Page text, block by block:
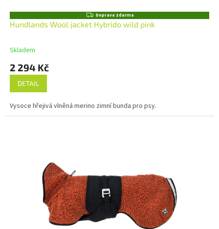
Z
D
A
Doprava zdarma
Hundlands Wool jacket Hybrido wild pink
Skladem
2 294 Kč
DETAIL
Vysoce hřejivá vlněná merino zimní bunda pro psy.